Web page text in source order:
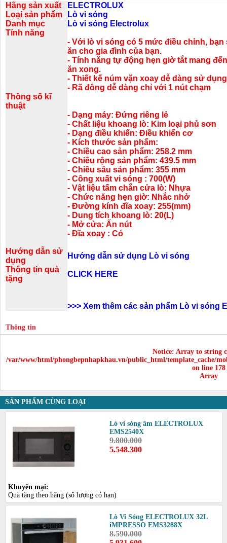
Hãng sản xuất
ELECTROLUX
Loại sản phẩm
Lò vi sóng
Danh mục
Lò vi sóng Electrolux
Tính năng
- Với lò vi sóng có 5 mức điều chỉnh,
ăn cho gia đình của bạn.
- Tính năng tự động hẹn giờ tắt mang
ăn xong.
- Thiết kế núm vặn xoay dễ dàng sử
- Rã đông dễ dàng chỉ với 1 nút chạm
Thông số kĩ
thuật
- Dạng máy: Đứng riêng lẻ
- Chất liệu khoang lò: Kim loại phủ sơn
- Dạng điều khiển: Điều khiển cơ
- Kích thước sản phẩm:
- Chiều cao sản phẩm: 258.2 mm
- Chiều rộng sản phẩm: 439.5 mm
- Chiều sâu sản phẩm: 355 mm
- Công xuất vi sóng : 700(W)
- Vật liệu tấm chắn cửa lò: Nhựa
- Chức năng hẹn giờ: Nhắc nhở
- Đường kính đĩa xoay: 255(mm)
- Dung tích khoang lò: 20(L)
- Mở cửa: Ấn nút
- Đĩa xoay : Có
Hướng dẫn sử
dụng
Hướng dẫn sử dụng Lò vi sóng
Thông tin quà
tặng
CLICK HERE
>>> Xem thêm các sản phẩm Lò vi sóng
Thông tin
Notice: Array to string
/var/www/html/phongbepnhapkhau.vn/public_html/template_cache/
on line 178
Array
SẢN PHẨM CÙNG LOẠI
Lò vi sóng âm ELECTROLUX
EMS2540X
9.800.000
5.548.300
Khuyến mại:
Quà tặng theo hãng (số lượng có hạn)
Lò Vi Sóng ELECTROLUX 32L
iMPRESSO EMS3288X
8.590.000